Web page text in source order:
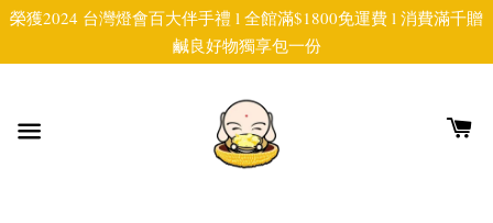
榮獲2024 台灣燈會百大伴手禮 l 全館滿$1800免運費 l 消費滿千贈
鹹良好物獨享包一份